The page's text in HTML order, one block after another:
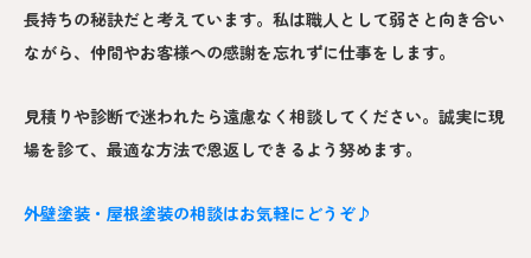
長持ちの秘訣だと考えています。私は職人として弱さと向き合い
ながら、仲間やお客様への感謝を忘れずに仕事をします。
見積りや診断で迷われたら遠慮なく相談してください。誠実に現
場を診て、最適な方法で恩返しできるよう努めます。
外壁塗装・屋根塗装の相談はお気軽にどうぞ♪